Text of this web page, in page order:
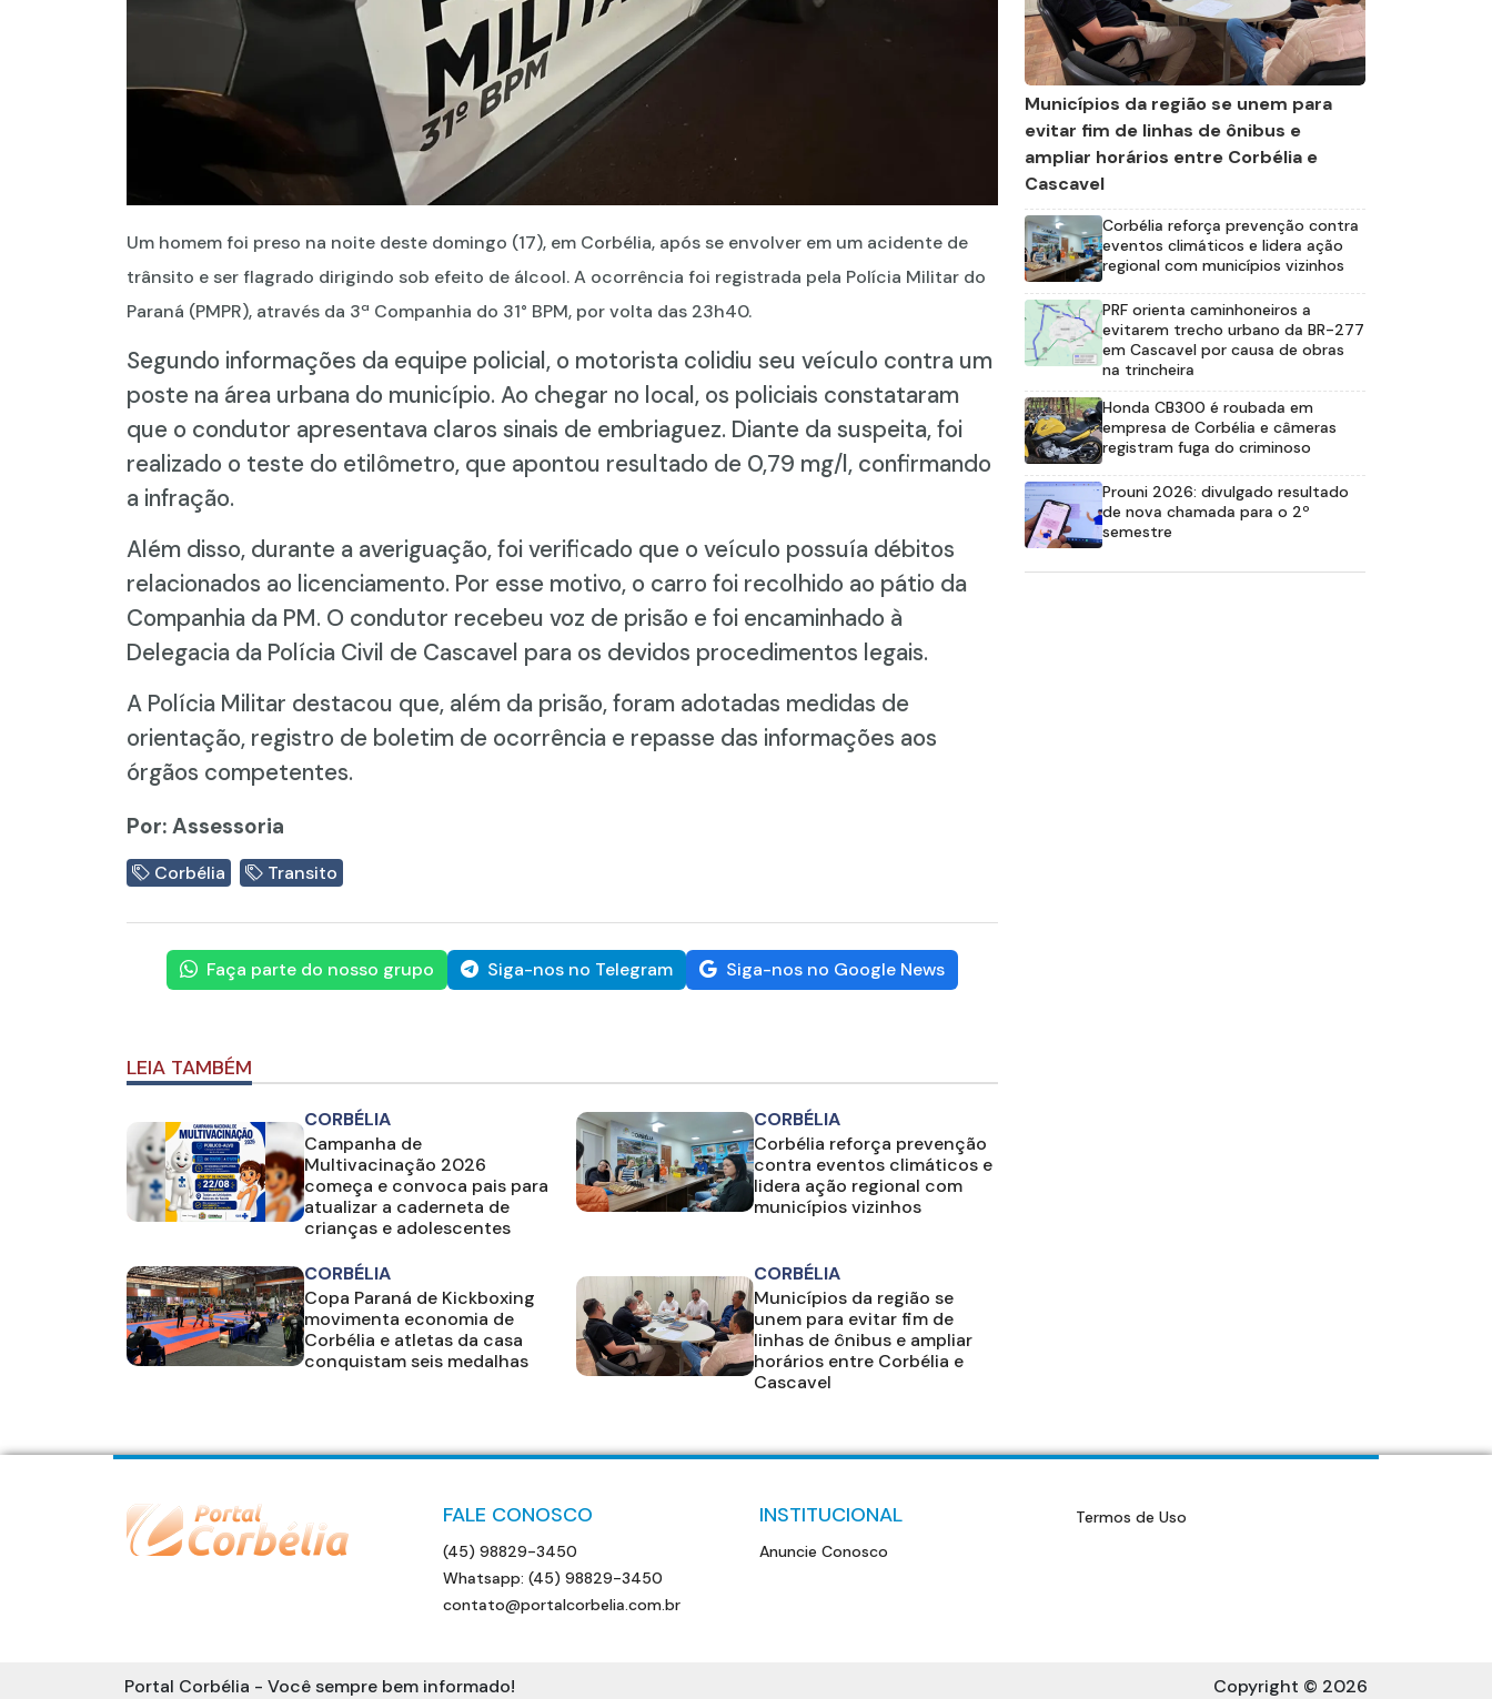
Um homem foi preso na noite deste domingo (17), em Corbélia, após se envolver em um acidente de
trânsito e ser flagrado dirigindo sob efeito de álcool. A ocorrência foi registrada pela Polícia Militar do
Paraná (PMPR), através da 3ª Companhia do 31° BPM, por volta das 23h40.
Segundo informações da equipe policial, o motorista colidiu seu veículo contra um
poste na área urbana do município. Ao chegar no local, os policiais constataram
que o condutor apresentava claros sinais de embriaguez. Diante da suspeita, foi
realizado o teste do etilômetro, que apontou resultado de 0,79 mg/l, confirmando
a infração.
Além disso, durante a averiguação, foi verificado que o veículo possuía débitos
relacionados ao licenciamento. Por esse motivo, o carro foi recolhido ao pátio da
Companhia da PM. O condutor recebeu voz de prisão e foi encaminhado à
Delegacia da Polícia Civil de Cascavel para os devidos procedimentos legais.
A Polícia Militar destacou que, além da prisão, foram adotadas medidas de
orientação, registro de boletim de ocorrência e repasse das informações aos
órgãos competentes.
Por: Assessoria
Corbélia Transito
Faça parte do nosso grupo Siga-nos no Telegram Siga-nos no Google News
LEIA TAMBÉM
CORBÉLIA
Campanha de
Multivacinação 2026
começa e convoca pais para
atualizar a caderneta de
crianças e adolescentes
CORBÉLIA
Corbélia reforça prevenção
contra eventos climáticos e
lidera ação regional com
municípios vizinhos
CORBÉLIA
Copa Paraná de Kickboxing
movimenta economia de
Corbélia e atletas da casa
conquistam seis medalhas
CORBÉLIA
Municípios da região se
unem para evitar fim de
linhas de ônibus e ampliar
horários entre Corbélia e
Cascavel
Municípios da região se unem para
evitar fim de linhas de ônibus e
ampliar horários entre Corbélia e
Cascavel
Corbélia reforça prevenção contra
eventos climáticos e lidera ação
regional com municípios vizinhos
PRF orienta caminhoneiros a
evitarem trecho urbano da BR-277
em Cascavel por causa de obras
na trincheira
Honda CB300 é roubada em
empresa de Corbélia e câmeras
registram fuga do criminoso
Prouni 2026: divulgado resultado
de nova chamada para o 2º
semestre
FALE CONOSCO
(45) 98829-3450
Whatsapp: (45) 98829-3450
contato@portalcorbelia.com.br
INSTITUCIONAL
Anuncie Conosco
Termos de Uso
Portal Corbélia - Você sempre bem informado! Copyright © 2026